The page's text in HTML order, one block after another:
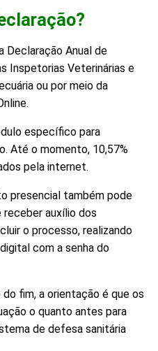
Declaração Anual de
Inspetorias Veterinárias e
ou por meio da
específico para
Até o momento, 10,57%
pela internet.
presencial também pode
auxílio dos
o processo, realizando
com a senha do
fim, a orientação é que os
o quanto antes para
de defesa sanitária